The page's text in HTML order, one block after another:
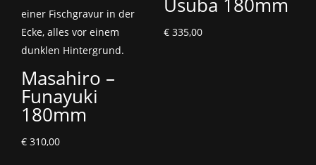
Masahiro –
Funayuki
180mm
€ 310,00
Usuba 180mm
€335,00